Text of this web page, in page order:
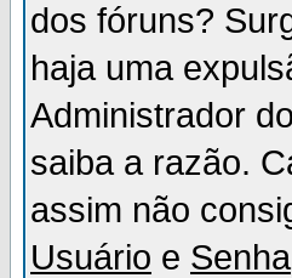
dos fóruns?
haja uma
Administrador
saiba a razão.
assim não
Usuário e Senha